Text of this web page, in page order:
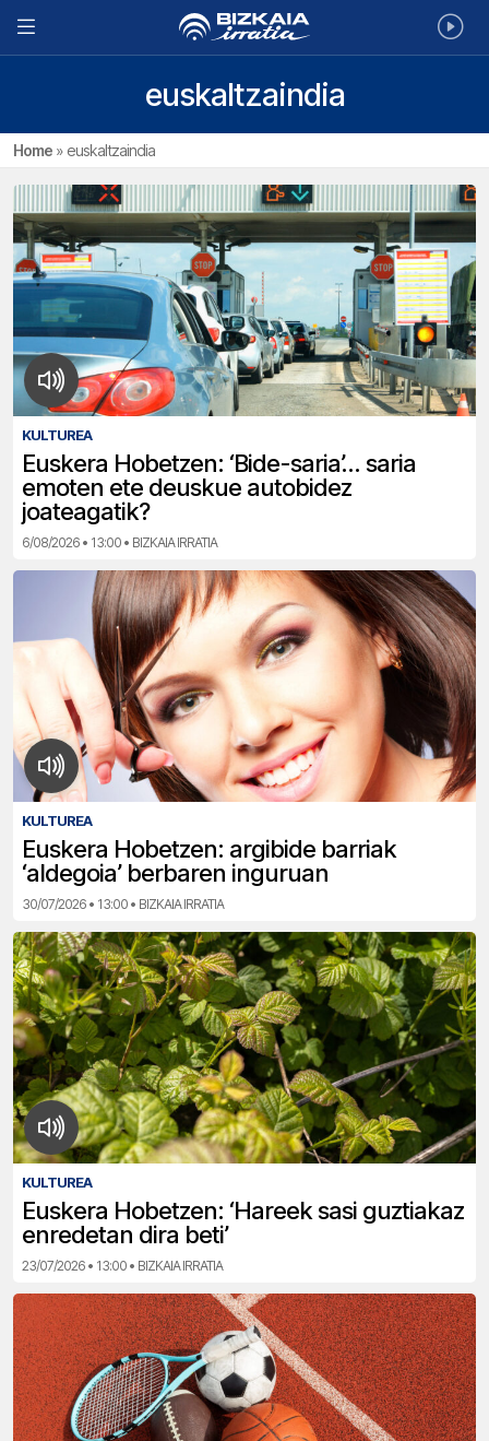
euskaltzaindia
Home » euskaltzaindia
KULTUREA
Euskera Hobetzen: ‘Bide-saria’… saria
emoten ete deuskue autobidez
joateagatik?
6/08/2026 • 13:00 • BIZKAIA IRRATIA
KULTUREA
Euskera Hobetzen: argibide barriak
‘aldegoia’ berbaren inguruan
30/07/2026 • 13:00 • BIZKAIA IRRATIA
KULTUREA
Euskera Hobetzen: ‘Hareek sasi guztiakaz
enredetan dira beti’
23/07/2026 • 13:00 • BIZKAIA IRRATIA